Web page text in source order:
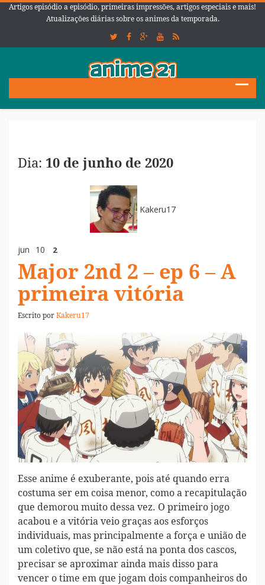
Artigos episódio a episódio, primeiras impressões, artigos especiais e mais!
Atualizações diárias sobre os animes da temporada.
Dia: 10 de junho de 2020
Kakeru17
jun 10 2
Major 2nd 2 – ep 6 – A
primeira vitória
Escrito porKakeru17
Esse anime é exuberante, pois até quando erra
costuma ser em coisa menor, como a recapitulação
que demorou muito dessa vez. O primeiro jogo
acabou e a vitória veio graças aos esforços
individuais, mas principalmente a força e união de
um coletivo que, se não está na ponta dos cascos,
precisar se aproximar ainda mais disso para
vencer o time em que jogam dois companheiros do